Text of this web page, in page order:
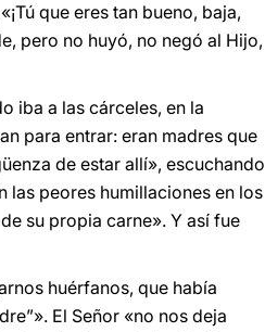
que eres tan bueno, baja,
pero no huyó, no negó al Hijo,
iba a las cárceles, en la
para entrar: eran madres que
de estar allí», escuchando
las peores humillaciones en los
su propia carne». Y así fue
huérfanos, que había
El Señor «no nos deja